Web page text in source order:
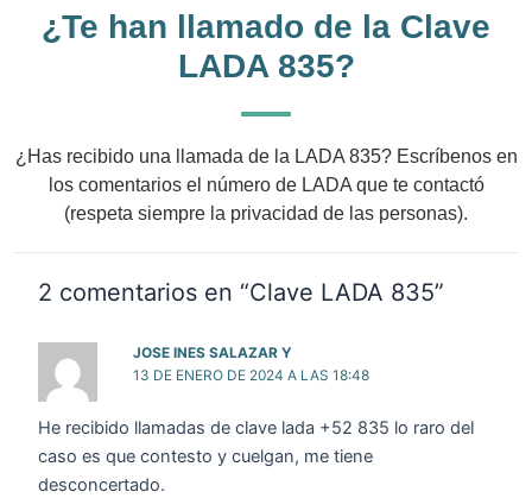
¿Te han llamado de la Clave
LADA 835?
¿Has recibido una llamada de la LADA 835? Escríbenos en
los comentarios el número de LADA que te contactó
(respeta siempre la privacidad de las personas).
2 comentarios en “Clave LADA 835”
JOSE INES SALAZAR Y
13 DE ENERO DE 2024 A LAS 18:48
He recibido llamadas de clave lada +52 835 lo raro del
caso es que contesto y cuelgan, me tiene
desconcertado.